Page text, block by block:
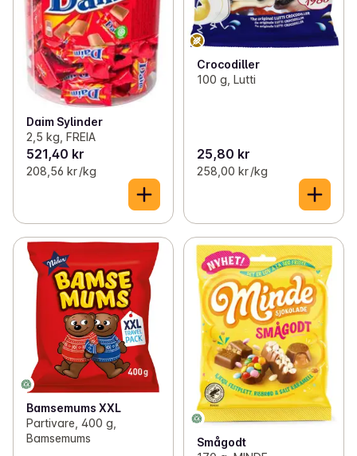
Daim Sylinder
2,5 kg, FREIA
521,40 kr
208,56 kr /kg
Crocodiller
100 g, Lutti
25,80 kr
258,00 kr /kg
Bamsemums XXL
Partivare, 400 g,
Bamsemums
Smågodt